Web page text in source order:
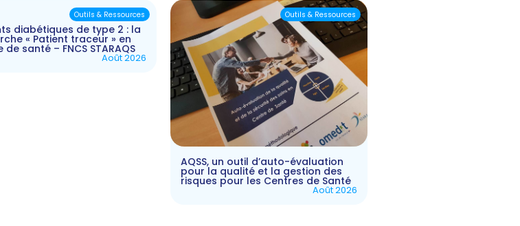
diabétiques de type 2 : la
« Patient traceur » en
de santé – FNCS STARAQS
Août 2026
Outils & Ressources
AQSS, un outil d’auto-évaluation
pour la qualité et la gestion des
risques pour les Centres de Santé
Août 2026
Outils & Ressources